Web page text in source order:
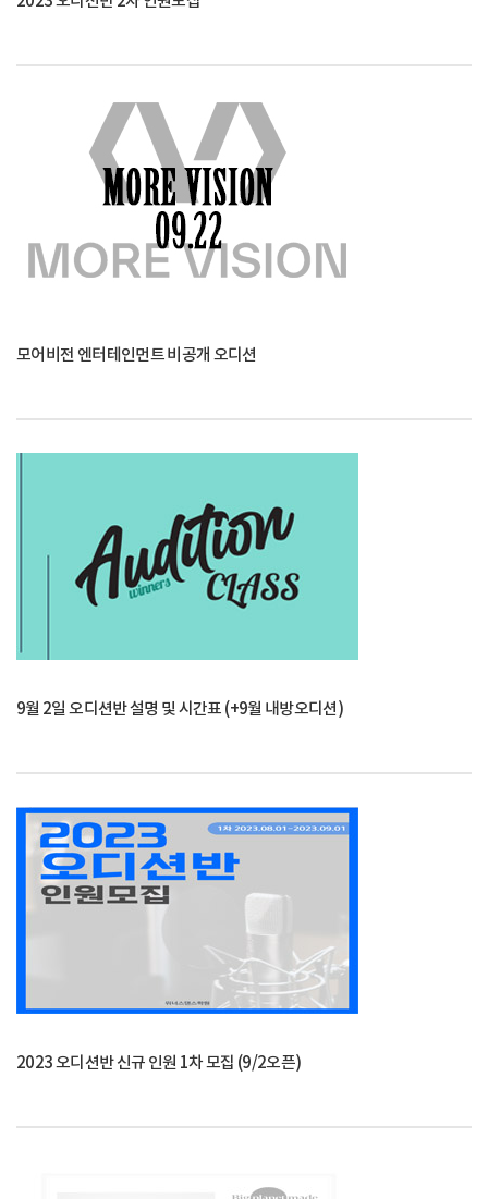
모어비전 엔터테인먼트 비공개 오디션
9월 2일 오디션반 설명 및 시간표 (+9월 내방오디션)
2023 오디션반 신규 인원 1차 모집 (9/2오픈)